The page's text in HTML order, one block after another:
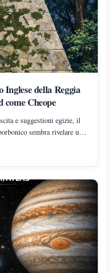
della Reggia
Cheope
e suggestioni egizie, il
sembra rivelare una